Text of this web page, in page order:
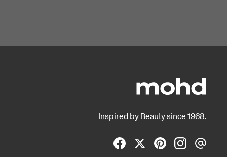
Inspired by Beauty since 1968.